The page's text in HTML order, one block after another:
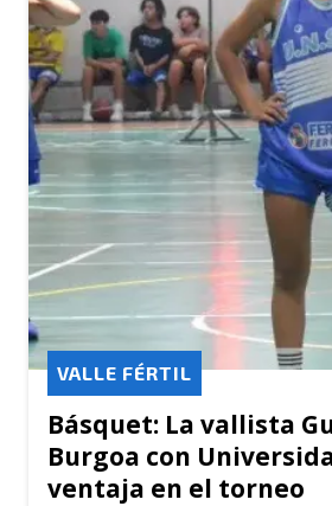
Básquet: La vallista
Burgoa con
ventaja en el torneo
VALLE FÉRTIL